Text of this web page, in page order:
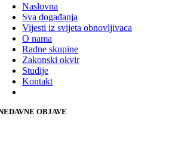
Naslovna
Sva događanja
Vijesti iz svijeta obnovljivaca
O nama
Radne skupine
Zakonski okvir
Studije
Kontakt
OBJAVE